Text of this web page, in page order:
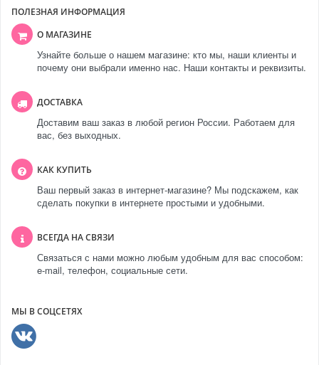
ПОЛЕЗНАЯ ИНФОРМАЦИЯ
О МАГАЗИНЕ
Узнайте больше о нашем магазине: кто мы, наши клиенты и
почему они выбрали именно нас. Наши контакты и реквизиты.
ДОСТАВКА
Доставим ваш заказ в любой регион России. Работаем для
вас, без выходных.
КАК КУПИТЬ
Ваш первый заказ в интернет-магазине? Мы подскажем, как
сделать покупки в интернете простыми и удобными.
ВСЕГДА НА СВЯЗИ
Связаться с нами можно любым удобным для вас способом:
e-mail, телефон, социальные сети.
МЫ В СОЦСЕТЯХ